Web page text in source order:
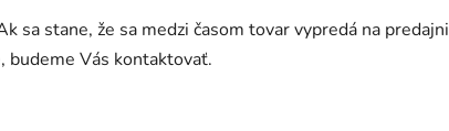
sa stane, že sa medzi časom tovar vypredá na predajni
budeme Vás kontaktovať.